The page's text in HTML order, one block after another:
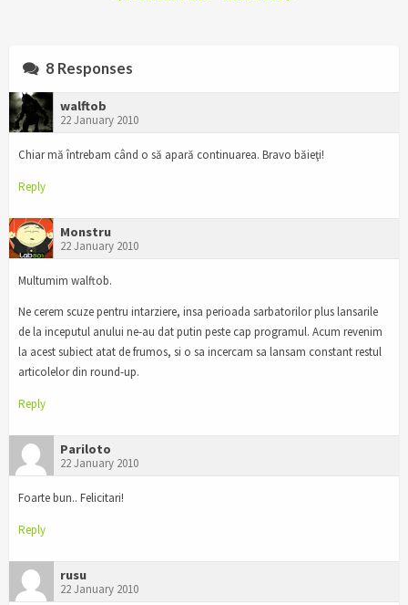
8 Responses
walftob
22 January 2010
Chiar mă întrebam când o să apară continuarea. Bravo băieţi!
Reply
Monstru
22 January 2010
Multumim walftob.
Ne cerem scuze pentru intarziere, insa perioada sarbatorilor plus lansarile
de la inceputul anului ne-au dat putin peste cap programul. Acum revenim
la acest subiect atat de frumos, si o sa incercam sa lansam constant restul
articolelor din round-up.
Reply
Pariloto
22 January 2010
Foarte bun.. Felicitari!
Reply
rusu
22 January 2010